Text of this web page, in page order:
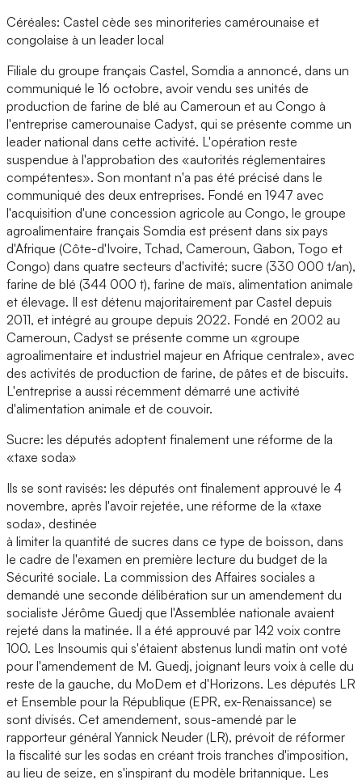
Céréales: Castel cède ses minoriteries camérounaise et
congolaise à un leader local
Filiale du groupe français Castel, Somdia a annoncé, dans un
communiqué le 16 octobre, avoir vendu ses unités de
production de farine de blé au Cameroun et au Congo à
l'entreprise camerounaise Cadyst, qui se présente comme un
leader national dans cette activité. L'opération reste
suspendue à l'approbation des «autorités réglementaires
compétentes». Son montant n'a pas été précisé dans le
communiqué des deux entreprises. Fondé en 1947 avec
l'acquisition d'une concession agricole au Congo, le groupe
agroalimentaire français Somdia est présent dans six pays
d'Afrique (Côte-d'Ivoire, Tchad, Cameroun, Gabon, Togo et
Congo) dans quatre secteurs d'activité; sucre (330 000 t/an),
farine de blé (344 000 t), farine de maïs, alimentation animale
et élevage. Il est détenu majoritairement par Castel depuis
2011, et intégré au groupe depuis 2022. Fondé en 2002 au
Cameroun, Cadyst se présente comme un «groupe
agroalimentaire et industriel majeur en Afrique centrale», avec
des activités de production de farine, de pâtes et de biscuits.
L'entreprise a aussi récemment démarré une activité
d'alimentation animale et de couvoir.
Sucre: les députés adoptent finalement une réforme de la
«taxe soda»
Ils se sont ravisés: les députés ont finalement approuvé le 4
novembre, après l'avoir rejetée, une réforme de la «taxe
soda», destinée
à limiter la quantité de sucres dans ce type de boisson, dans
le cadre de l'examen en première lecture du budget de la
Sécurité sociale. La commission des Affaires sociales a
demandé une seconde délibération sur un amendement du
socialiste Jérôme Guedj que l'Assemblée nationale avaient
rejeté dans la matinée. Il a été approuvé par 142 voix contre
100. Les Insoumis qui s'étaient abstenus lundi matin ont voté
pour l'amendement de M. Guedj, joignant leurs voix à celle du
reste de la gauche, du MoDem et d'Horizons. Les députés LR
et Ensemble pour la République (EPR, ex-Renaissance) se
sont divisés. Cet amendement, sous-amendé par le
rapporteur général Yannick Neuder (LR), prévoit de réformer
la fiscalité sur les sodas en créant trois tranches d'imposition,
au lieu de seize, en s'inspirant du modèle britannique. Les